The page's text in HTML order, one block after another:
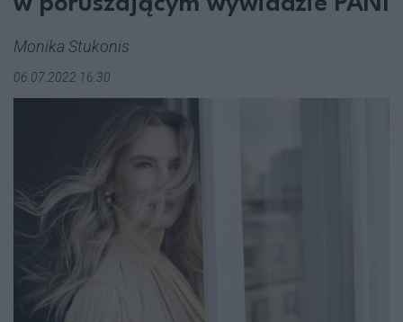
Monika Stukonis
06.07.2022 16:30